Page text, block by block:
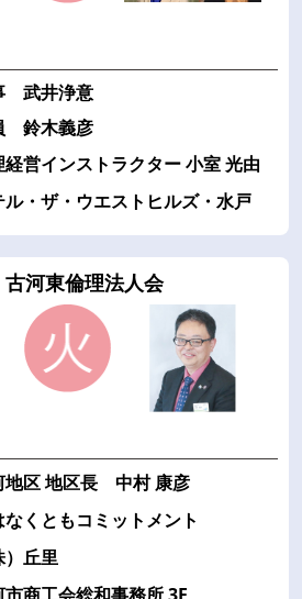
武井浄意
鈴木義彦
経営インストラクター 小室 光由
ル・ザ・ウエストヒルズ・水戸
古河東倫理法人会
地区 地区長 中村 康彦
なくともコミットメント
）丘里